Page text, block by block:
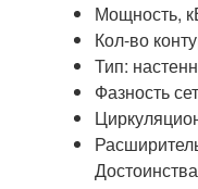
Мощность,
Кол-во
Тип:
Фазность